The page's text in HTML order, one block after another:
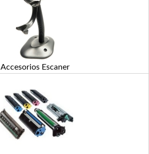
Accesorios Escaner